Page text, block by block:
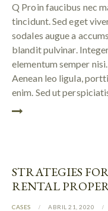
Q Proin faucibus nec
tincidunt. Sed eget
sodales augue a
blandit pulvinar.
elementum semper
Aenean leo ligula,
enim. Sed ut
STRATEGIES
RENTAL
CASES ABRIL 21, 2020